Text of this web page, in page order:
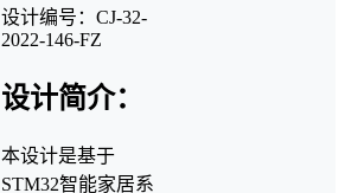
设计编号：CJ-32-
2022-146-FZ
设计简介：
本设计是基于
STM32智能家居系